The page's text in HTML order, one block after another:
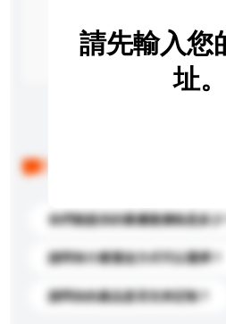
你們能提供的最優惠價格是多少
請問有什麼運送方式可以選擇？
請問你的產品是否支持定制？
請先輸入您
址。